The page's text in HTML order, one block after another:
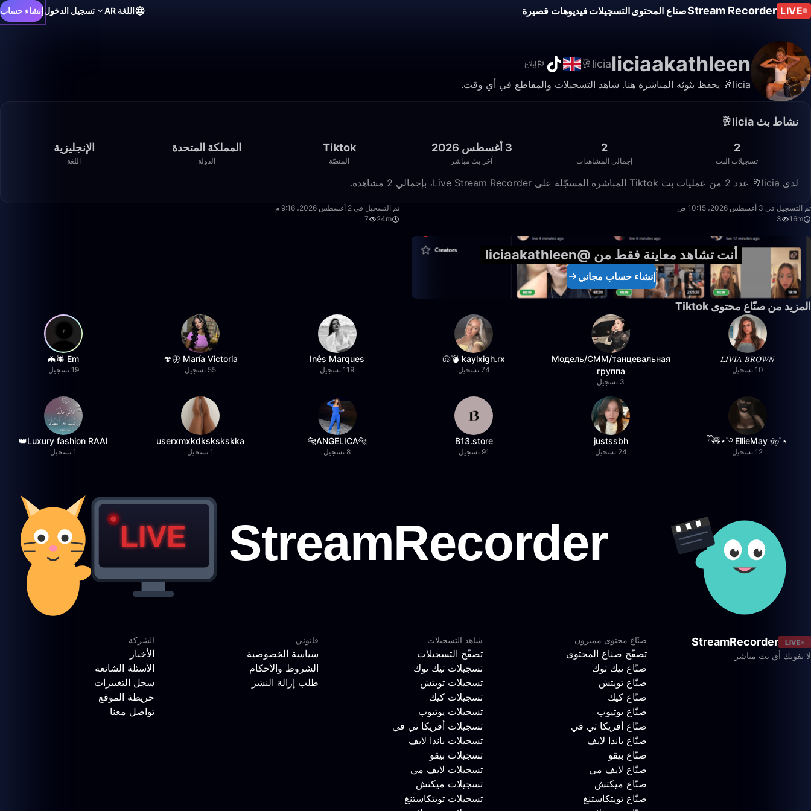
LIVE
Stream Recorderصناع المحتوىالتسجيلاتفيديوهات قصيرة اللغة AR تسجيل الدخولإنشاء حساب
liciaakathleen
licia🥂 إبلاغ
licia🥂 يحفظ بثوثه المباشرة هنا. شاهد التسجيلات والمقاطع في أي وقت.
نشاط بث licia🥂
2
تسجيلات البث
2
إجمالي المشاهدات
3 أغسطس 2026
آخر بث مباشر
Tiktok
المنصّة
المملكة المتحدة
الدولة
الإنجليزية
اللغة
لدى licia🥂 عدد 2 من عمليات بث Tiktok المباشرة المسجّلة على Live Stream Recorder، بإجمالي 2 مشاهدة.
تم التسجيل في 3 أغسطس 2026، 10:15 ص
16m
3
تم التسجيل في 2 أغسطس 2026، 9:16 م
24m
7
أنت تشاهد معاينة فقط من @liciaakathleen
إنشاء حساب مجاني
المزيد من صنّاع محتوى Tiktok
𝐿𝐼𝑉𝐼𝐴 𝐵𝑅𝑂𝑊𝑁
10 تسجيل
Модель/СММ/танцевальная
группа
3 تسجيل
kaylxigh.rx 💣🐚
74 تسجيل
Inês Marques
119 تسجيل
María Victoria 🦋🍄
55 تسجيل
Em 🕷️🦇
19 تسجيل
⋆˚࿔ EllieMay 𝜗𝜚˚⋆🧸ྀི
12 تسجيل
justssbh
24 تسجيل
B13.store
91 تسجيل
🐆ANGELICA🐆
8 تسجيل
userxmxkdkskskskka
1 تسجيل
Luxury fashion RAAI👑
1 تسجيل
LIVE
StreamRecorder
لا يفوتك أي بث مباشر
صنّاع محتوى مميزون
تصفّح صناع المحتوى
صنّاع تيك توك
صنّاع تويتش
صنّاع كيك
صنّاع يوتيوب
صنّاع أفريكا تي في
صنّاع باندا لايف
صنّاع بيقو
صنّاع لايف مي
صنّاع ميكتش
صنّاع تويتكاستنغ
شاهد التسجيلات
تصفّح التسجيلات
تسجيلات تيك توك
تسجيلات تويتش
تسجيلات كيك
تسجيلات يوتيوب
تسجيلات أفريكا تي في
تسجيلات باندا لايف
تسجيلات بيقو
تسجيلات لايف مي
تسجيلات ميكتش
تسجيلات تويتكاستنغ
قانوني
سياسة الخصوصية
الشروط والأحكام
طلب إزالة النشر
الشركة
الأخبار
الأسئلة الشائعة
سجل التغييرات
خريطة الموقع
تواصل معنا